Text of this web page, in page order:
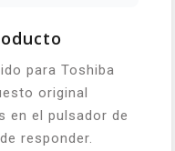
para Toshiba
original
en el pulsador de
responder.